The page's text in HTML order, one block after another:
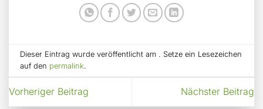
Dieser Eintrag wurde veröffentlicht am . Setze ein Lesezeichen
auf den permalink.
Vorheriger Beitrag Nächster Beitrag